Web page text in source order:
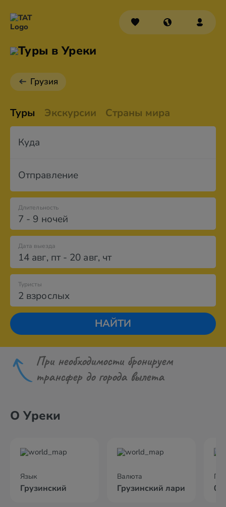
Туры в Уреки
Грузия
Туры Экскурсии Страны мира
Куда
Отправление
7 - 9 ночей
Длительность
Дата выезда
14 авг, пт- 20 авг, чт
2 взрослых
Туристы
НАЙТИ
При необходимости бронируем
трансфер до города вылета
О Уреки
Язык
Грузинский
Валюта
Грузинский лари